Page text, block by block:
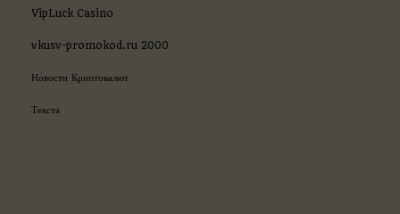
VipLuck Casino
vkusv-promokod.ru 2000
Новости Криптовалют
Текста